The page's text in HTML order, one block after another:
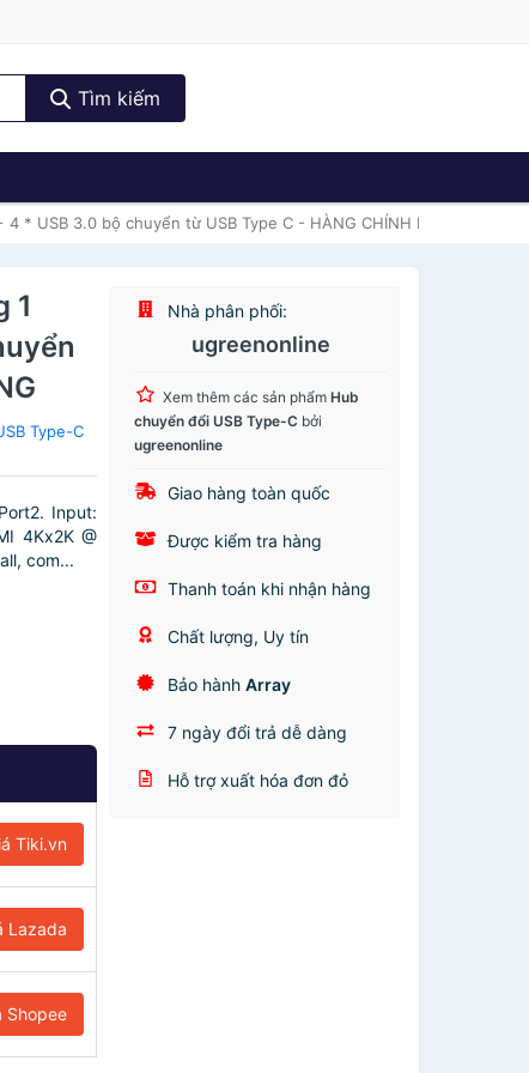
Tìm kiếm
* USB 3.0 bộ chuyển từ USB Type C - HÀNG CHÍNH HÃNG
1
Type-C
Input:
4Kx2K @
com...
Tiki.vn
Lazada
Shopee
Nhà phân phối:
ugreenonline
Xem thêm các sản phẩmHub
chuyển đổi USB Type-C bởi
ugreenonline
Giao hàng toàn quốc
Được kiểm tra hàng
Thanh toán khi nhận hàng
Chất lượng, Uy tín
Bảo hànhArray
7 ngày đổi trả dễ dàng
Hỗ trợ xuất hóa đơn đỏ